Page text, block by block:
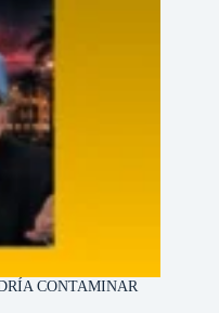
CONTAMINAR